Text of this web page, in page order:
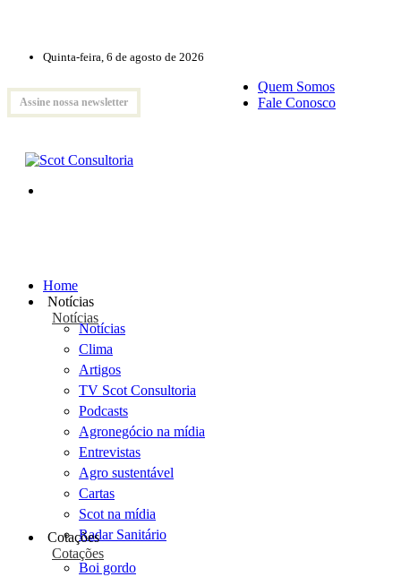
Quinta-feira, 6 de agosto de 2026
Assine nossa newsletter
Quem Somos
Fale Conosco
Home
Notícias
Notícias
Notícias
Clima
Artigos
TV Scot Consultoria
Podcasts
Agronegócio na mídia
Entrevistas
Agro sustentável
Cartas
Scot na mídia
Radar Sanitário
Cotações
Cotações
Boi gordo